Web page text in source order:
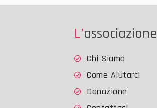
L’associazione
Chi Siamo
Come Aiutarci
Donazione